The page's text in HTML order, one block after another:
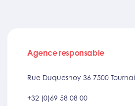
Agence responsable
Rue Duquesnoy 36 7500 Tournai
+32 (0)69 58 08 00